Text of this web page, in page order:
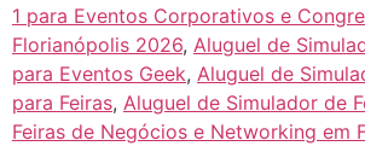
1 para Eventos Corporativos e
Florianópolis 2026, Aluguel de
para Eventos Geek, Aluguel de
para Feiras, Aluguel de Simulador de
Feiras de Negócios e Networking em